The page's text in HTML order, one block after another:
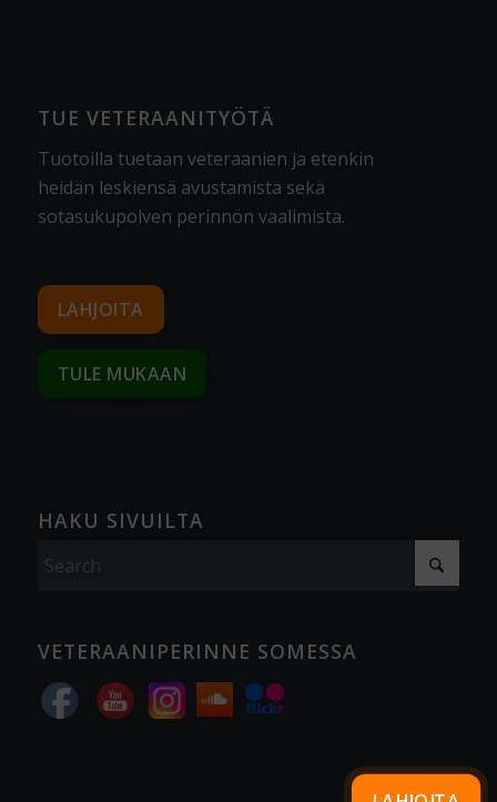
TUE VETERAANITYÖTÄ
Tuotoilla tuetaan veteraanien ja etenkin
heidän leskiensä avustamista sekä
sotasukupolven perinnön vaalimista.
LAHJOITA
TULE MUKAAN
HAKU SIVUILTA
VETERAANIPERINNE SOMESSA